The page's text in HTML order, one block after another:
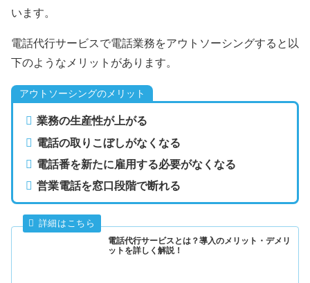
います。
電話代行サービスで電話業務をアウトソーシングすると以
下のようなメリットがあります。
アウトソーシングのメリット
業務の生産性が上がる
電話の取りこぼしがなくなる
電話番を新たに雇用する必要がなくなる
営業電話を窓口段階で断れる
電話代行サービスとは？導入のメリット・デメリ
ットを詳しく解説！